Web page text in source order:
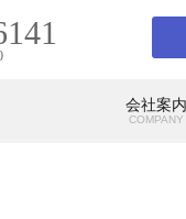
会社案内
COMPANY